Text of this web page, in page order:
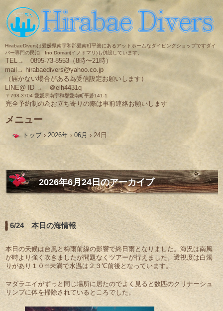
HirabaeDiversは愛媛県南宇和郡愛南町平碆にあるアットホームなダイビングショップですダイ
バー専門の民泊 Ino Domari(イノドマリ)も併設しています。
TEL→ 0895-73-8553（8時〜21時）
mail→ hirabaedivers@yahoo.co.jp
（届かない場合がある為受信設定お願いします）
LINE@ ID → ＠elh4431q
〒798-3704 愛媛県南宇和郡愛南町平碆141-1
完全予約制の為お立ち寄りの際は事前連絡お願いします
メニュー
へ
ス
キ
ッ
プ
トップ › 2026年 › 06月 › 24日
2026年6月24日のアーカイブ
6/24 本日の海情報
本日の天候は台風と梅雨前線の影響で終日雨となりました。海況は南風
が時より強く吹きましたが問題なくツアーが行えました。透視度は白濁
りがあり１０m未満で水温は２３℃前後となっています。
マダラエイがずっと同じ場所に居たのでよく見ると数匹のクリナーシュ
リンプに体を掃除されているところでした。